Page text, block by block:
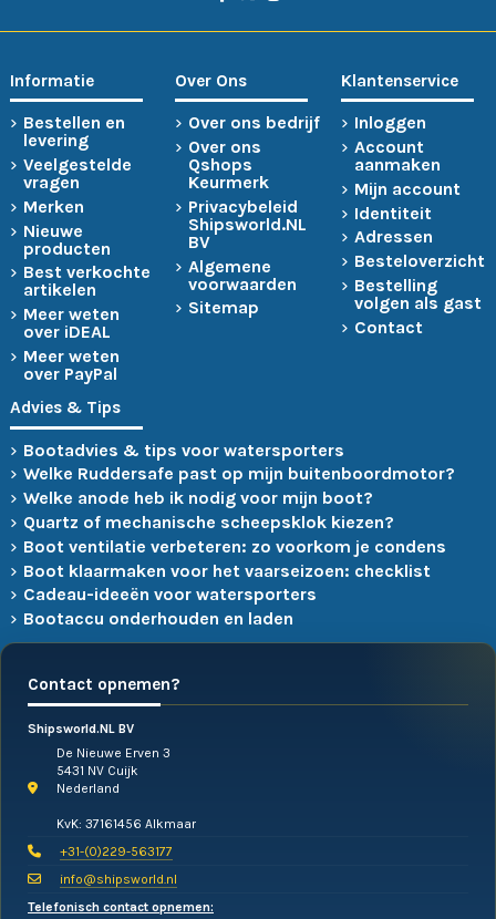
Informatie
Bestellen en
levering
Veelgestelde
vragen
Merken
Nieuwe
producten
Best verkochte
artikelen
Meer weten
over iDEAL
Meer weten
over PayPal
Over Ons
Over ons bedrijf
Over ons
Qshops
Keurmerk
Privacybeleid
Shipsworld.NL
BV
Algemene
voorwaarden
Sitemap
Klantenservice
Inloggen
Account
aanmaken
Mijn account
Identiteit
Adressen
Besteloverzicht
Bestelling
volgen als gast
Contact
Advies & Tips
Bootadvies & tips voor watersporters
Welke Ruddersafe past op mijn buitenboordmotor?
Welke anode heb ik nodig voor mijn boot?
Quartz of mechanische scheepsklok kiezen?
Boot ventilatie verbeteren: zo voorkom je condens
Boot klaarmaken voor het vaarseizoen: checklist
Cadeau-ideeën voor watersporters
Bootaccu onderhouden en laden
Contact opnemen?
Shipsworld.NL BV
De Nieuwe Erven 3
5431 NV Cuijk
Nederland
KvK: 37161456 Alkmaar
+31-(0)229-563177
info@shipsworld.nl
Telefonisch contact opnemen: